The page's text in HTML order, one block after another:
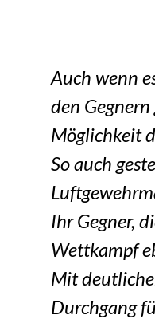
Auch wenn
den
Möglichkeit
So auch
Ihr Gegner,
Wettkampf
Mit
Durchgang